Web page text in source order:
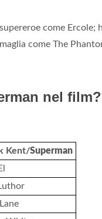
come
come The
nel film?
Kent/Superman